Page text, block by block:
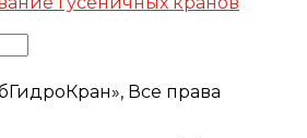
Все права